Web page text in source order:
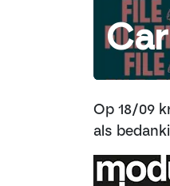
Op 18/09
als